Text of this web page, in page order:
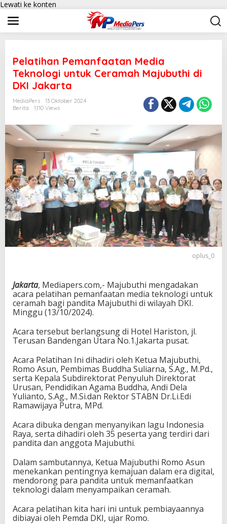
Lewati ke konten
Pelatihan Pemanfaatan Media
Teknologi untuk Ceramah Majubuthi di
DKI Jakarta
MediaPers
13 Oktober 2024
Berita
1,110 Views
oplus_0
Jakarta, Mediapers.com,- Majubuthi mengadakan
acara pelatihan pemanfaatan media teknologi untuk
ceramah bagi pandita Majubuthi di wilayah DKI.
Minggu (13/10/2024).
Acara tersebut berlangsung di Hotel Hariston, jl.
Terusan Bandengan Utara No.1.Jakarta pusat.
Acara Pelatihan Ini dihadiri oleh Ketua Majubuthi,
Romo Asun, Pembimas Buddha Suliarna, S.Ag., M.Pd.,
serta Kepala Subdirektorat Penyuluh Direktorat
Urusan, Pendidikan Agama Buddha, Andi Dela
Yulianto, S.Ag., M.Si.dan Rektor STABN Dr.Li.Edi
Ramawijaya Putra, MPd.
Acara dibuka dengan menyanyikan lagu Indonesia
Raya, serta dihadiri oleh 35 peserta yang terdiri dari
pandita dan anggota Majubuthi.
Dalam sambutannya, Ketua Majubuthi Romo Asun
menekankan pentingnya kemajuan dalam era digital,
mendorong para pandita untuk memanfaatkan
teknologi dalam menyampaikan ceramah.
Acara pelatihan kita hari ini untuk pembiayaannya
dibiayai oleh Pemda DKI, ujar Romo.